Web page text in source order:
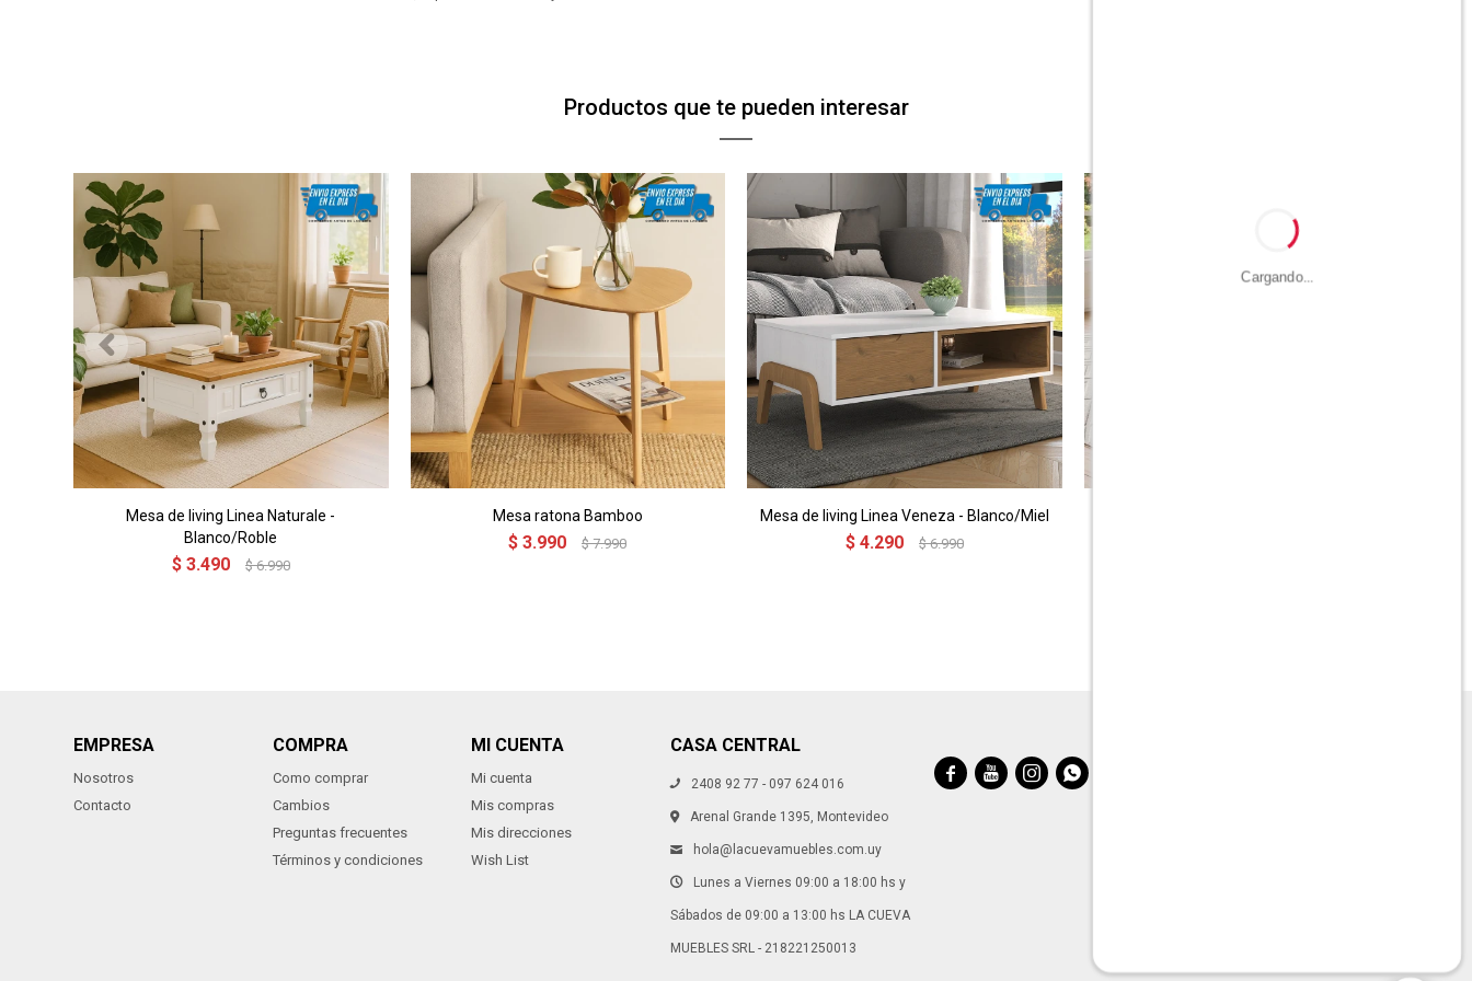
Productos que te pueden interesar
Mesa de living Linea Naturale -
Blanco/Roble
$ 3.490 $ 6.990
Mesa ratona Bamboo
$ 3.990 $ 7.990
Mesa de living Linea Veneza - Blanco/Miel
$ 4.290 $ 6.990
EMPRESA
Nosotros
Contacto
COMPRA
Como comprar
Cambios
Preguntas frecuentes
Términos y condiciones
MI CUENTA
Mi cuenta
Mis compras
Mis direcciones
Wish List
CASA CENTRAL
2408 92 77 - 097 624 016
Arenal Grande 1395, Montevideo
hola@lacuevamuebles.com.uy
Lunes a Viernes 09:00 a 18:00 hs y
Sábados de 09:00 a 13:00 hs LA CUEVA
MUEBLES SRL - 218221250013
   
Cargando...